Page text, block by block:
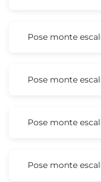
Pose monte
Pose monte
Pose monte
Pose monte